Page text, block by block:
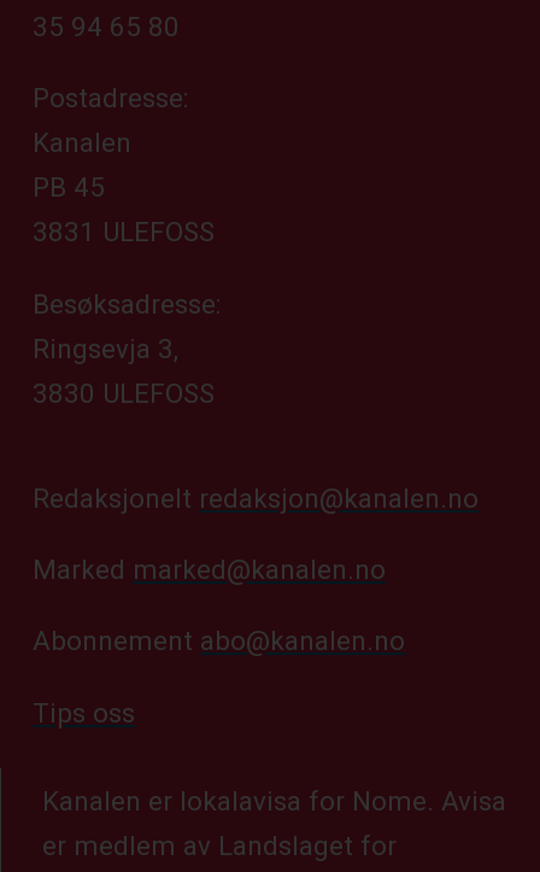
35 94 65 80
Postadresse:
Kanalen
PB 45
3831 ULEFOSS
Besøksadresse:
Ringsevja 3,
3830 ULEFOSS
Redaksjonelt redaksjon@kanalen.no
Marked marked@kanalen.no
Abonnement abo@kanalen.no
Tips oss
Kanalen er lokalavisa for Nome. Avisa
er medlem av Landslaget for